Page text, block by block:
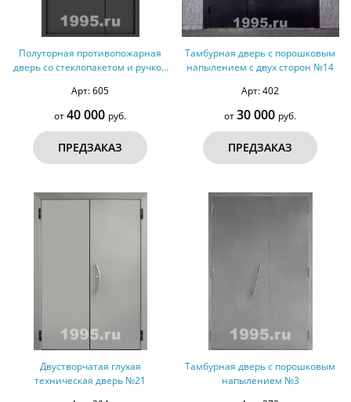
Полуторная противопожарная
дверь со стеклопакетом и ручкой
Арт: 605
от40 000 руб.
ПРЕДЗАКАЗ
Тамбурная дверь с порошковым
напылением с двух сторон №14
Арт: 402
от30 000 руб.
ПРЕДЗАКАЗ
Двустворчатая глухая
техническая дверь №21
Тамбурная дверь с порошковым
напылением №3